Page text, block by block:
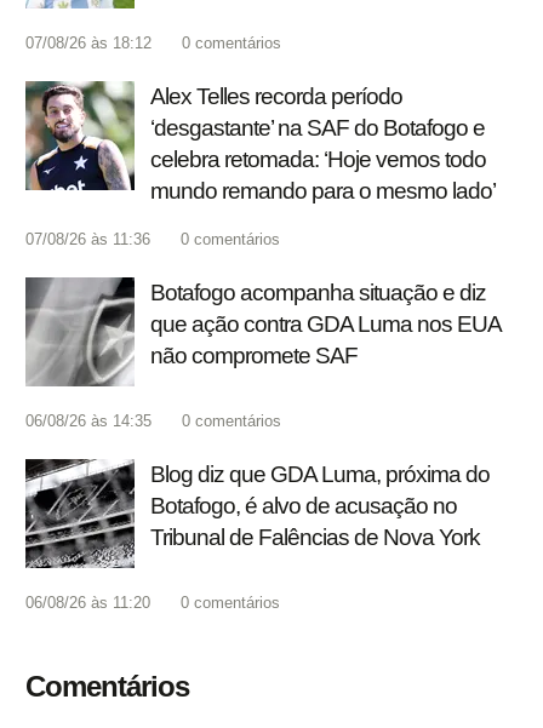
07/08/26 às 18:12 0 comentários
Alex Telles recorda período
‘desgastante’ na SAF do Botafogo e
celebra retomada: ‘Hoje vemos todo
mundo remando para o mesmo lado’
07/08/26 às 11:36 0 comentários
Botafogo acompanha situação e diz
que ação contra GDA Luma nos EUA
não compromete SAF
06/08/26 às 14:35 0 comentários
Blog diz que GDA Luma, próxima do
Botafogo, é alvo de acusação no
Tribunal de Falências de Nova York
06/08/26 às 11:20 0 comentários
Comentários